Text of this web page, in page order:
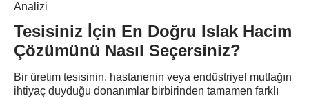
Analizi
Tesisiniz İçin En Doğru Islak Hacim
Çözümünü Nasıl Seçersiniz?
Bir üretim tesisinin, hastanenin veya endüstriyel mutfağın
ihtiyaç duyduğu donanımlar birbirinden tamamen farklı